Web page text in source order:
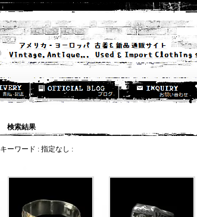
検索結果
キーワード : 指定なし :